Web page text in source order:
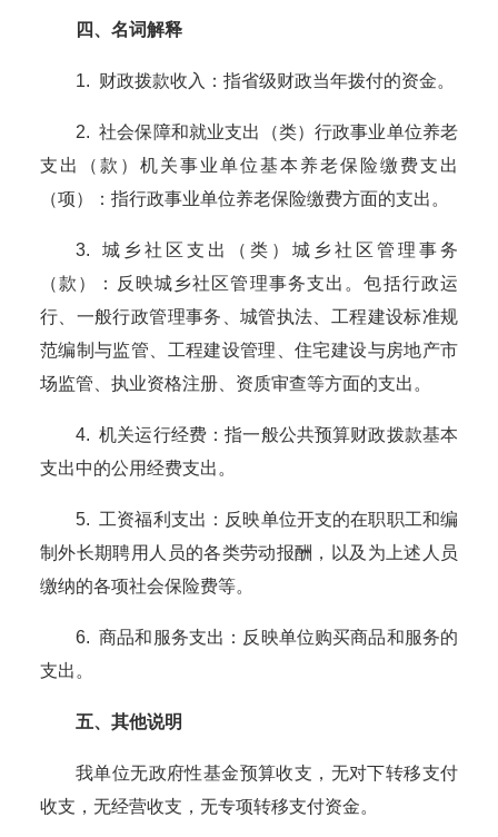
四、名词解释
1. 财政拨款收入：指省级财政当年拨付的资金。
2. 社会保障和就业支出（类）行政事业单位养老
支出（款）机关事业单位基本养老保险缴费支出
（项）
：指行政事业单位养老保险缴费方面的支出。
3. 城乡社区支出（类）城乡社区管理事务
（款）：反映城乡社区管理事务支出。包括行政运
行、一般行政管理事务、城管执法、工程建设标准规
范编制与监管、工程建设管理、住宅建设与房地产市
场监管、执业资格注册、资质审查等方面的支出。
4. 机关运行经费：指一般公共预算财政拨款基本
支出中的公用经费支出。
5. 工资福利支出：反映单位开支的在职职工和编
制外长期聘用人员的各类劳动报酬，以及为上述人员
缴纳的各项社会保险费等。
6. 商品和服务支出：反映单位购买商品和服务的
支出。
五、其他说明
我单位无政府性基金预算收支，无对下转移支付
收支，无经营收支， 无专项转移支付资金。